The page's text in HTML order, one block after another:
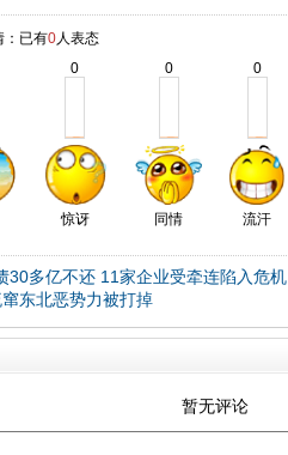
：已有0人表态
0
惊讶
0
同情
0
流汗
30多亿不还 11家企业受牵连陷入危机
东北恶势力被打掉
暂无评论